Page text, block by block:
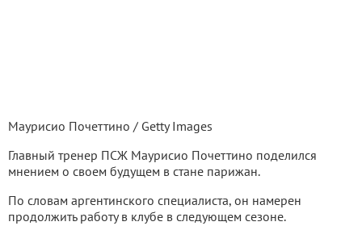
Маурисио Почеттино / Getty Images
Главный тренер ПСЖ Маурисио Почеттино поделился
мнением о своем будущем в стане парижан.
По словам аргентинского специалиста, он намерен
продолжить работу в клубе в следующем сезоне.